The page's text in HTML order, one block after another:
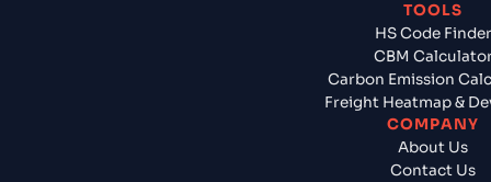
TOOLS
HS Code Finder
CBM
Carbon Emission
Freight Heatmap &
COMPANY
About Us
Contact Us